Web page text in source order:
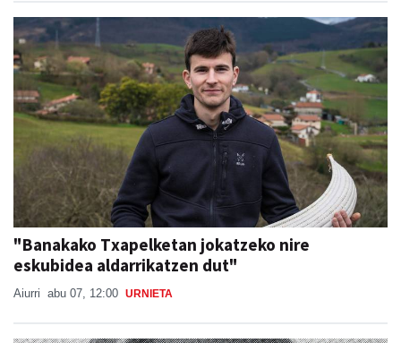
"Banakako Txapelketan jokatzeko nire
eskubidea aldarrikatzen dut"
Aiurri abu 07, 12:00 URNIETA